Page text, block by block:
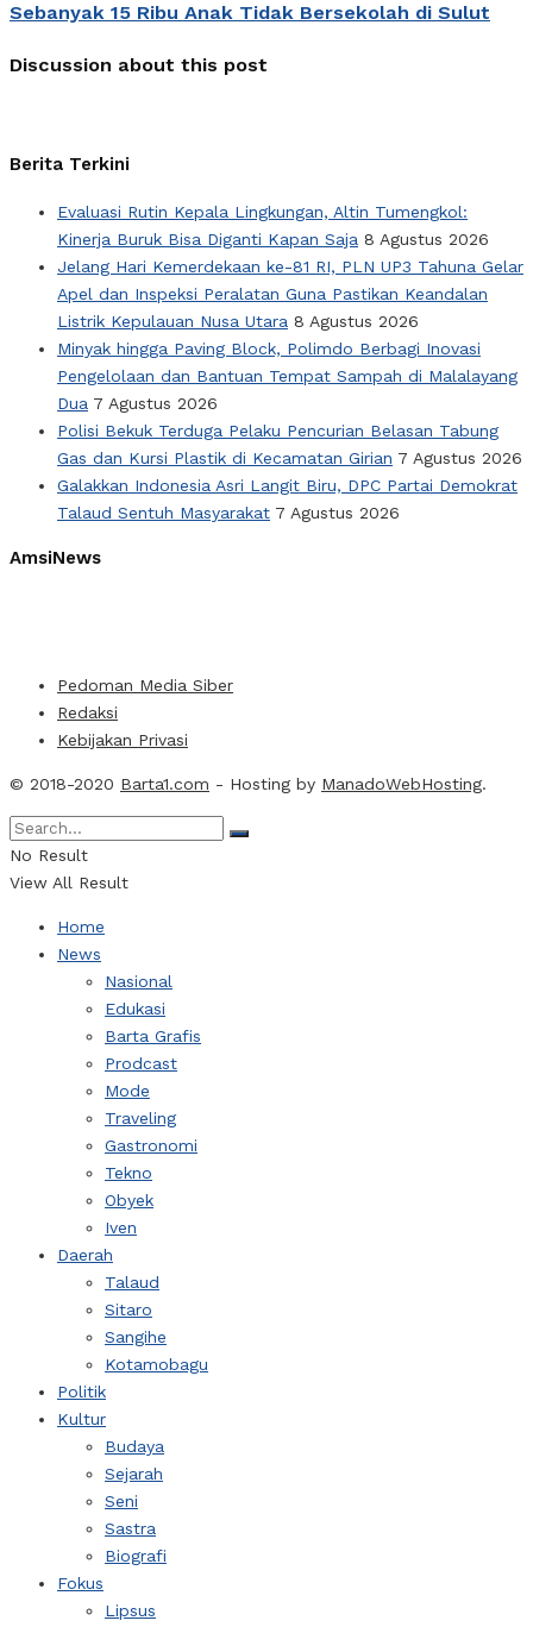
Sebanyak 15 Ribu Anak Tidak Bersekolah di Sulut
Discussion about this post
Berita Terkini
Evaluasi Rutin Kepala Lingkungan, Altin Tumengkol:
Kinerja Buruk Bisa Diganti Kapan Saja 8 Agustus 2026
Jelang Hari Kemerdekaan ke-81 RI, PLN UP3 Tahuna Gelar
Apel dan Inspeksi Peralatan Guna Pastikan Keandalan
Listrik Kepulauan Nusa Utara 8 Agustus 2026
Minyak hingga Paving Block, Polimdo Berbagi Inovasi
Pengelolaan dan Bantuan Tempat Sampah di Malalayang
Dua 7 Agustus 2026
Polisi Bekuk Terduga Pelaku Pencurian Belasan Tabung
Gas dan Kursi Plastik di Kecamatan Girian 7 Agustus 2026
Galakkan Indonesia Asri Langit Biru, DPC Partai Demokrat
Talaud Sentuh Masyarakat 7 Agustus 2026
AmsiNews
Pedoman Media Siber
Redaksi
Kebijakan Privasi
© 2018-2020 Barta1.com - Hosting by ManadoWebHosting.
No Result
View All Result
Home
News
Nasional
Edukasi
Barta Grafis
Prodcast
Mode
Traveling
Gastronomi
Tekno
Obyek
Iven
Daerah
Talaud
Sitaro
Sangihe
Kotamobagu
Politik
Kultur
Budaya
Sejarah
Seni
Sastra
Biografi
Fokus
Lipsus